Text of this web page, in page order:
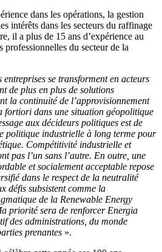
dans les opérations, la gestion
intérêts dans les secteurs du raffinage
il a plus de 15 ans d’expérience au
professionnelles du secteur de la
entreprises se transforment en acteurs
de plus en plus de solutions
la continuité de l’approvisionnement
fortiori dans une situation géopolitique
aux décideurs politiques est de
politique industrielle à long terme pour
Compétitivité industrielle et
pas l’un sans l’autre. En outre, une
et socialement acceptable repose
dans le respect de la neutralité
défis subsistent comme la
de la Renewable Energy
priorité sera de renforcer Energia
des administrations, du monde
prenantes ».